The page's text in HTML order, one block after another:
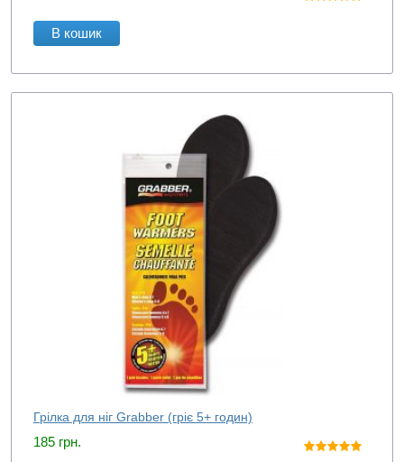
В кошик
Грілка для ніг Grabber (гріє 5+ годин)
185 грн.